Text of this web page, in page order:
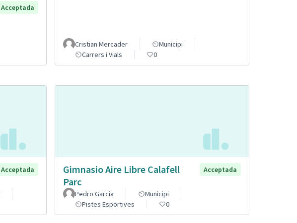
Acceptada
Cristian Mercader
Municipi
Carrers i Vials
0
Acceptada
Gimnasio Aire Libre Calafell
Parc
Acceptada
Pedro Garcia
Municipi
Pistes Esportives
0